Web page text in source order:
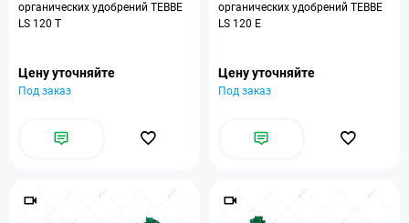
органических удобрений TEBBE
LS 120 T
Цену уточняйте
Под заказ
органических удобрений TEBBE
LS 120 E
Цену уточняйте
Под заказ